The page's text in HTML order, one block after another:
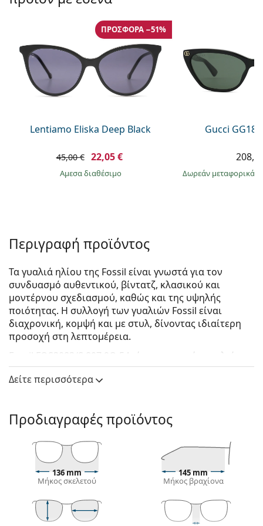
Persol
Όλες οι μάρκες
Lentiamo Eliska Deep Black
ΠΡΟΣΦΟΡΆ −51%
45,00 € 22,05 €
άμεσα διαθέσιμο
Gucci
Δωρεάν μεταφορικά
Περιγραφή προϊόντος
Τα γυαλιά ηλίου της Fossil είναι γνωστά για τον
συνδυασμό αυθεντικού, βίντατζ, κλασικού και
μοντέρνου σχεδιασμού, καθώς και της υψηλής
ποιότητας. Η συλλογή των γυαλιών Fossil είναι
διαχρονική, κομψή και με στυλ, δίνοντας ιδιαίτερη
προσοχή στη λεπτομέρεια.
Fossil FOS3083/S 807 9O 54 είναι γυναικεία γυαλιά
ηλίου.
Δείτε πώς φαίνονται πάνω σας αυτά τα γυαλιά ηλίου
Lentiamo.
Το μαύρο χρώμα του σκελετού ταιριάζει απόλυτα
με το δροσερό χρώμα του δέρματος και τα ανοιχτά
ξανθά, ανοιχτά καφέ ή μαύρα μαλλιά.
ιδανική επιλογή για όσους έχουν οβάλ, σχήμα
καρδιάς ή σχήμα διαμαντιού στο πρόσωπο τους.
Δείτε περισσότερα
Προδιαγραφές προϊόντος
136 mm
Μήκος σκελετού
145 mm
Μήκος βραχίονα